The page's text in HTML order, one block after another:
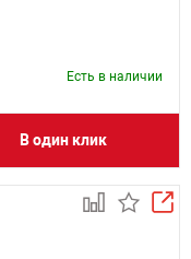
Есть в наличии
В один клик